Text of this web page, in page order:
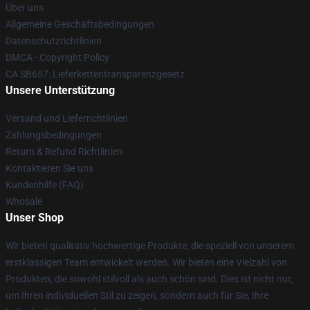
Über uns
Allgemeine Geschäftsbedingungen
Datenschutzrichtlinien
DMCA - Copyright Policy
CA SB657: Lieferkettentransparenzgesetz
Unsere Unterstützung
Versand und Lieferrichtlinien
Zahlungsbedingungen
Return & Refund Richtlinien
Kontaktieren Sie uns
Kundenhilfe (FAQ)
Whosale
Unser Shop
Wir bieten qualitativ hochwertige Produkte, die speziell von unserem
erstklassigen Team entwickelt werden. Wir bieten eine Vielzahl von
Produkten, die sowohl stilvoll als auch schön sind. Dies ist nicht nur,
um Ihren individuellen Stil zu zeigen, sondern auch für Sie, Ihre